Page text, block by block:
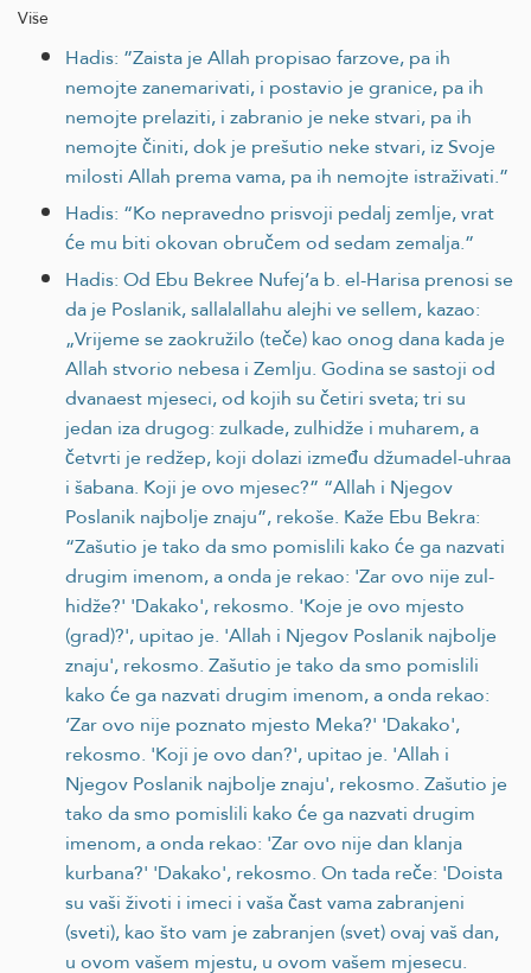
Više
Hadis: ”Zaista je Allah propisao farzove, pa ih
nemojte zanemarivati, i postavio je granice, pa ih
nemojte prelaziti, i zabranio je neke stvari, pa ih
nemojte činiti, dok je prešutio neke stvari, iz Svoje
milosti Allah prema vama, pa ih nemojte istraživati.”
Hadis: “Ko nepravedno prisvoji pedalj zemlje, vrat
će mu biti okovan obručem od sedam zemalja.”
Hadis: Od Ebu Bekree Nufej’a b. el-Harisa prenosi se
da je Poslanik, sallalallahu alejhi ve sellem, kazao:
„Vrijeme se zaokružilo (teče) kao onog dana kada je
Allah stvorio nebesa i Zemlju. Godina se sastoji od
dvanaest mjeseci, od kojih su četiri sveta; tri su
jedan iza drugog: zulkade, zulhidže i muharem, a
četvrti je redžep, koji dolazi između džumadel-uhraa
i šabana. Koji je ovo mjesec?” “Allah i Njegov
Poslanik najbolje znaju”, rekoše. Kaže Ebu Bekra:
“Zašutio je tako da smo pomislili kako će ga nazvati
drugim imenom, a onda je rekao: 'Zar ovo nije zul-
hidže?' 'Dakako', rekosmo. 'Koje je ovo mjesto
(grad)?', upitao je. 'Allah i Njegov Poslanik najbolje
znaju', rekosmo. Zašutio je tako da smo pomislili
kako će ga nazvati drugim imenom, a onda rekao:
‘Zar ovo nije poznato mjesto Meka?' 'Dakako',
rekosmo. 'Koji je ovo dan?', upitao je. 'Allah i
Njegov Poslanik najbolje znaju', rekosmo. Zašutio je
tako da smo pomislili kako će ga nazvati drugim
imenom, a onda rekao: 'Zar ovo nije dan klanja
kurbana?' 'Dakako', rekosmo. On tada reče: 'Doista
su vaši životi i imeci i vaša čast vama zabranjeni
(sveti), kao što vam je zabranjen (svet) ovaj vaš dan,
u ovom vašem mjestu, u ovom vašem mjesecu.